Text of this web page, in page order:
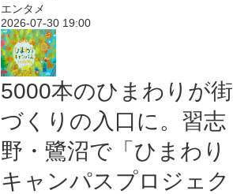
エンタメ
2026-07-30 19:00
5000本のひまわりが街
づくりの入口に。習志
野・鷺沼で「ひまわり
キャンパスプロジェク